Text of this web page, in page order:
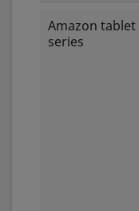
Amazon tablet
series